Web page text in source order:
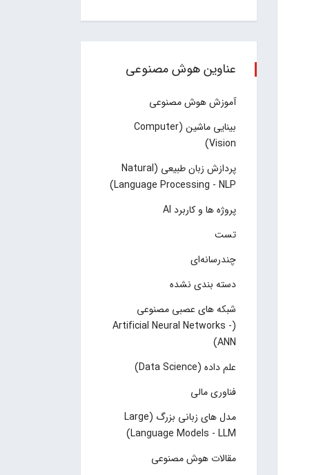
عناوین هوش مصنوعی
آموزش هوش مصنوعی
بینایی ماشین (Computer
Vision)
پردازش زبان طبیعی (Natural
Language Processing - NLP)
پروژه ها و کاربرد AI
تست
چند‌‌رسانه‌ای
دسته بندی نشده
شبکه های عصبی مصنوعی
(Artificial Neural Networks -
ANN)
علم داده (Data Science)
فناوری مالی
مدل های زبانی بزرگ (Large
Language Models - LLM)
مقالات هوش مصنوعی